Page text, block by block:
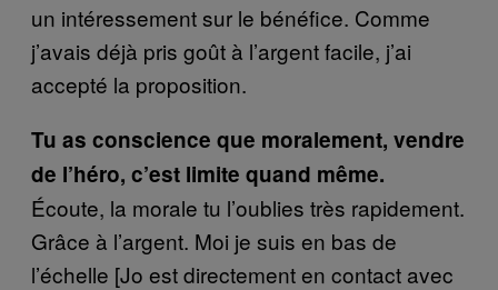
un intéressement sur le bénéfice. Comme
j’avais déjà pris goût à l’argent facile, j’ai
accepté la proposition.
Tu as conscience que moralement, vendre
de l’héro, c’est limite quand même.
Écoute, la morale tu l’oublies très rapidement.
Grâce à l’argent. Moi je suis en bas de
l’échelle [Jo est directement en contact avec